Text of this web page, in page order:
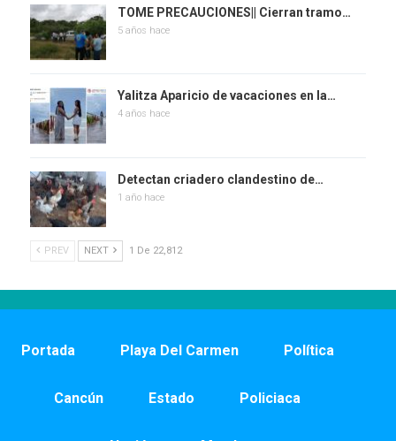
TOME PRECAUCIONES|| Cierran tramo…
5 años hace
Yalitza Aparicio de vacaciones en la…
4 años hace
Detectan criadero clandestino de…
1 año hace
PREV NEXT 1 De 22,812
Portada Playa Del Carmen Política
Cancún Estado Policiaca